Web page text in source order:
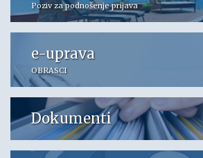
Poziv za podnošenje prijava
e-uprava
OBRASCI
Dokumenti